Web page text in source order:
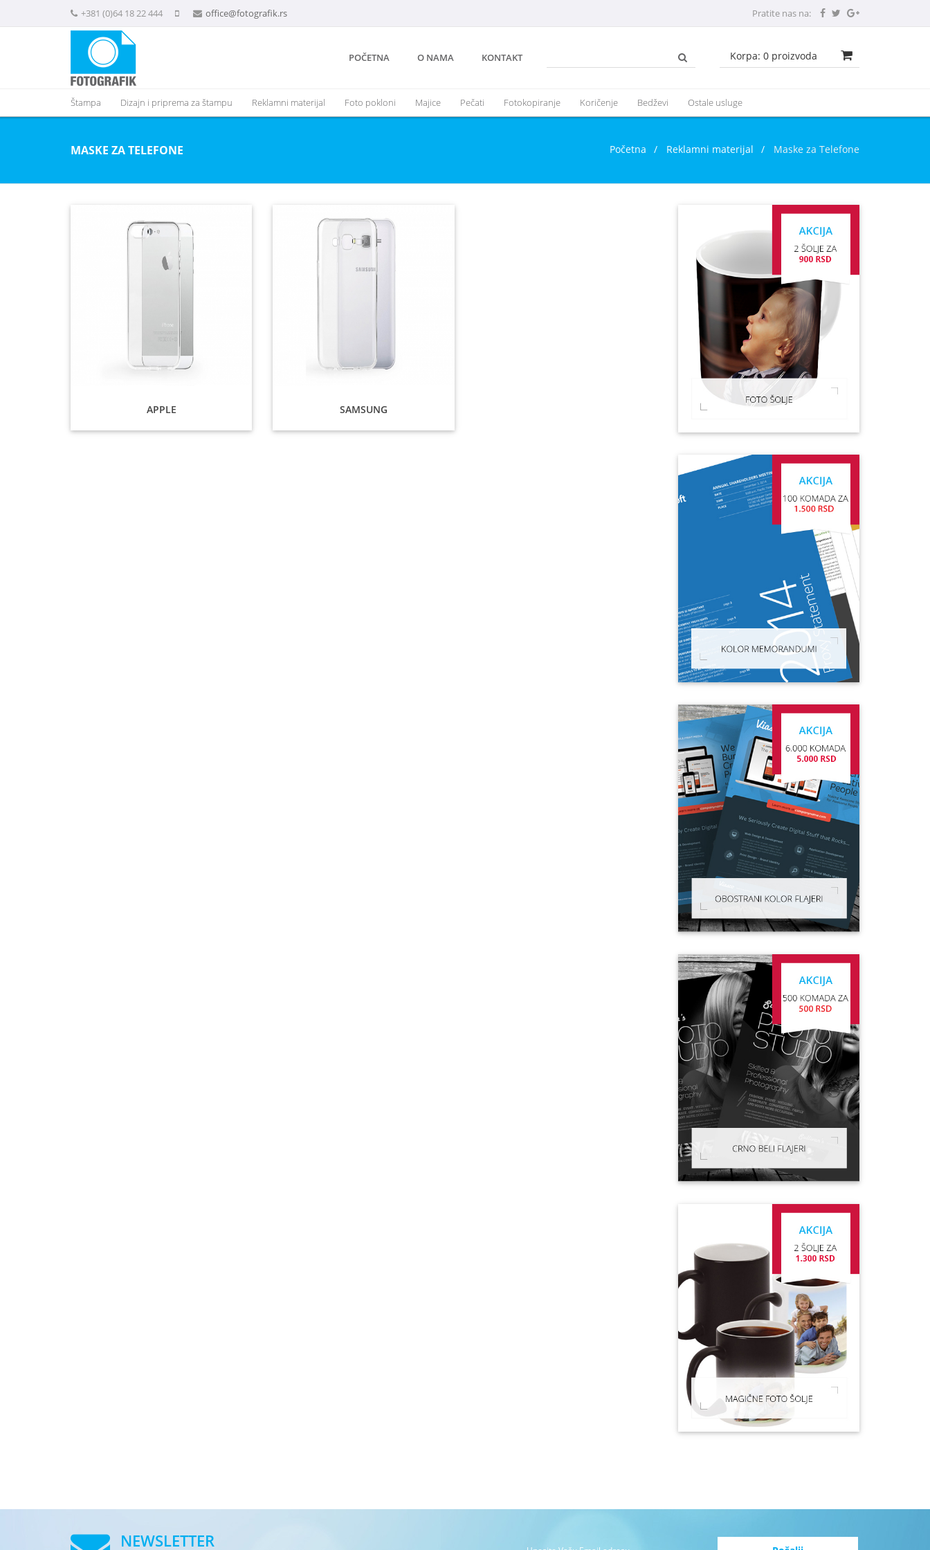
+381 (0)64 18 22 444 office@fotografik.rs Pratite nas na:
POČETNA O NAMA KONTAKT Korpa: 0proizvoda
Štampa Dizajn i priprema za štampu Reklamni materijal Foto pokloni Majice Pečati Fotokopiranje Koričenje Bedževi Ostale usluge
MASKE ZA TELEFONE Početna / Reklamni materijal / Maske za Telefone
APPLE SAMSUNG
NEWSLETTER